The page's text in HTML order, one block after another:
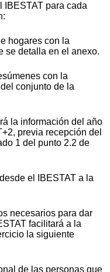
IBESTAT para cada
hogares con la
se detalla en el anexo.
con la
conjunto de la
la información del año
previa recepción del
1 del punto 2.2 de
el IBESTAT a la
necesarios para dar
facilitará a la
la siguiente
de las personas que